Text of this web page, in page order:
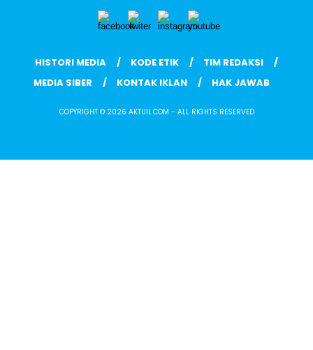
HISTORI MEDIA KODE ETIK
TIM REDAKSI
MEDIA SIBER
KONTAK IKLAN HAK JAWAB
COPYRIGHT © 2026 AKTUIL.COM - ALL RIGHTS RESERVED